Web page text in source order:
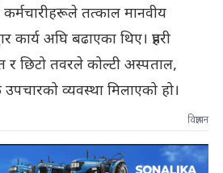
कर्मचारीहरूले तत्काल मानवीय
कार्य अघि बढाएका थिए। प्रहरी
र छिटो तवरले कोल्टी अस्पताल,
व्यवस्था मिलाएको हो।
विज्ञापन